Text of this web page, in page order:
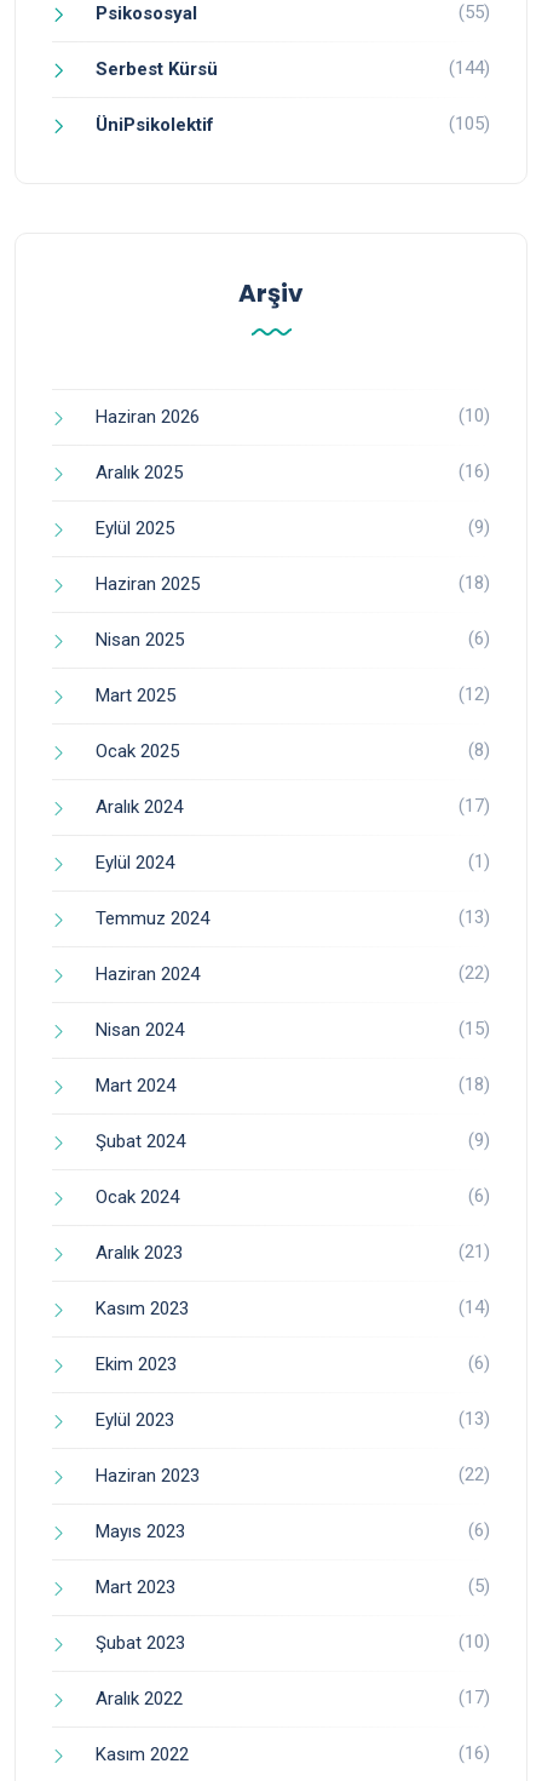
Psikososyal (55)
Serbest Kürsü (144)
ÜniPsikolektif (105)
Arşiv
Haziran 2026 (10)
Aralık 2025 (16)
Eylül 2025 (9)
Haziran 2025 (18)
Nisan 2025 (6)
Mart 2025 (12)
Ocak 2025 (8)
Aralık 2024 (17)
Eylül 2024 (1)
Temmuz 2024 (13)
Haziran 2024 (22)
Nisan 2024 (15)
Mart 2024 (18)
Şubat 2024 (9)
Ocak 2024 (6)
Aralık 2023 (21)
Kasım 2023 (14)
Ekim 2023 (6)
Eylül 2023 (13)
Haziran 2023 (22)
Mayıs 2023 (6)
Mart 2023 (5)
Şubat 2023 (10)
Aralık 2022 (17)
Kasım 2022 (16)